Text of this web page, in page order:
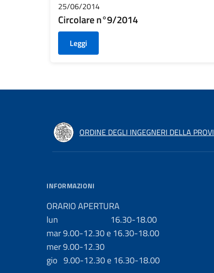
25/06/2014
Circolare n°9/2014
Leggi
ORDINE DEGLI INGEGNERI DELLA
INFORMAZIONI
ORARIO APERTURA
lun 16.30-18.00
mar 9.00-12.30 e 16.30-18.00
mer 9.00-12.30
gio 9.00-12.30 e 16.30-18.00